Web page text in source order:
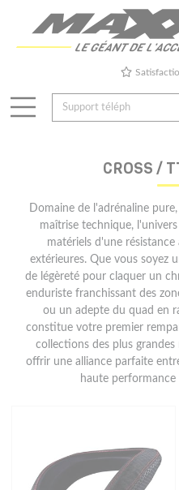
CROSS /
Domaine de l'adrénaline
maîtrise technique, l'univers
matériels d'une
extérieures. Que vous soyez
de légèreté pour claquer un
enduriste franchissant des
ou un adepte du quad en
constitue votre premier
collections des plus
offrir une alliance parfaite
haute performance